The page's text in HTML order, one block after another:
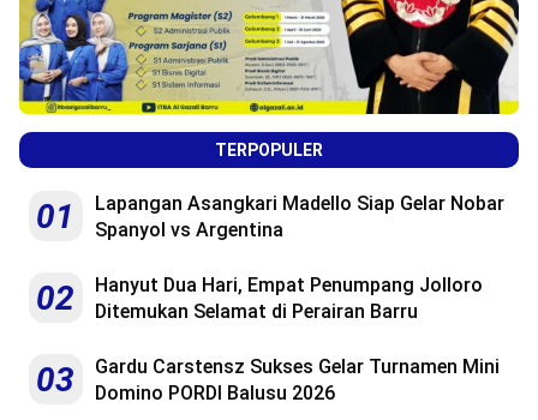
TERPOPULER
01
Lapangan Asangkari Madello Siap Gelar Nobar
Spanyol vs Argentina
02
Hanyut Dua Hari, Empat Penumpang Jolloro
Ditemukan Selamat di Perairan Barru
03
Gardu Carstensz Sukses Gelar Turnamen Mini
Domino PORDI Balusu 2026